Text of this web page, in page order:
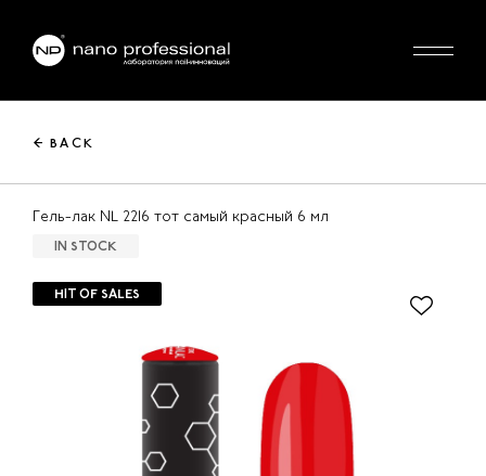
← BACK
Гель-лак NL 2216 тот самый красный 6 мл
IN STOCK
HIT OF SALES